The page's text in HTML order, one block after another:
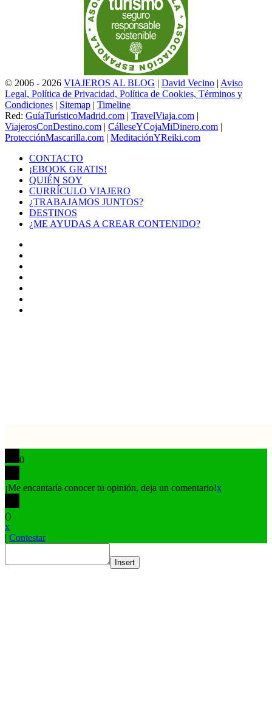
© 2006 - 2026 VIAJEROS AL BLOG | David Vecino | Aviso
Legal, Política de Privacidad, Política de Cookies, Términos y
Condiciones | Sitemap | Timeline
Red: GuíaTurísticoMadrid.com | TravelViaja.com |
ViajerosConDestino.com | CálleseYCojaMiDinero.com |
ProtecciónMascarilla.com | MeditaciónYReiki.com
CONTACTO
¡EBOOK GRATIS!
QUIÉN SOY
CURRÍCULO VIAJERO
¿TRABAJAMOS JUNTOS?
DESTINOS
¿ME AYUDAS A CREAR CONTENIDO?
0
¡Me encantaría conocer tu opinión, deja un comentario!x
()
x
| Contestar
Insert